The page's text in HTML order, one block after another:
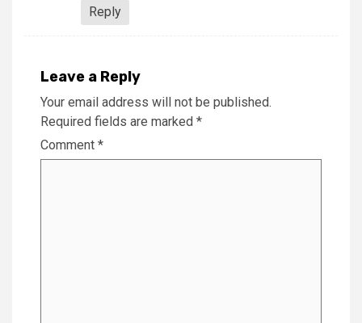
Reply
Leave a Reply
Your email address will not be published.
Required fields are marked *
Comment *